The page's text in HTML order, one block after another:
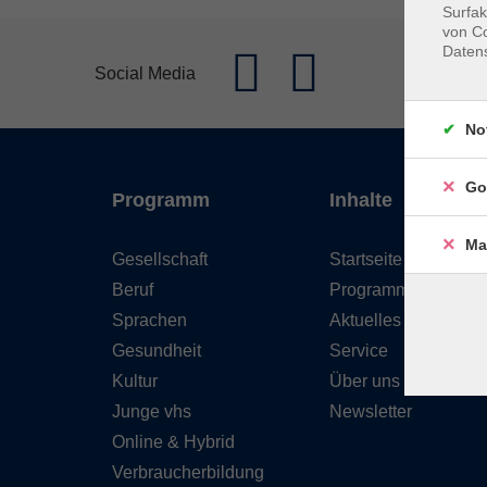
Social Media
Programm
Gesellschaft
Beruf
Sprachen
Gesundheit
Kultur
Junge vhs
Online & Hybrid
Verbraucherbildung
Inhalte
Startseite
Programm
Aktuelles
Service
Über uns
Newsletter
von